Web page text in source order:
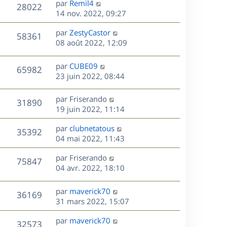
e
s
a
g
e
m
e
s
s
e
e
n
i
e
r
m
e
s
s
e
28022V
u
D
e
r
n
i
r
m
s
a
e
par Remil4
14 nov. 2022, 09:27
58361
u
e
s
D
e
i
e
r
m
e
s
a
e
par ZestyCastor
08 août 2022, 12:09
65982V
u
e
D
e
n
i
e
r
m
e
s
s
e
par CUBE09
23 juin 2022, 08:44
31890V
u
e
s
D
e
r
n
i
e
r
m
e
s
s
a
g
par Friserando
19 juin 2022, 11:14
35392V
u
D
e
r
n
i
e
r
m
e
s
par clubnetatous
04 mai 2022, 11:43
75847V
u
e
D
e
n
i
e
r
par Friserando
04 avr. 2022, 18:10
36169V
u
D
e
r
n
par maverick70
31 mars 2022, 15:07
32573V
D
par maverick70